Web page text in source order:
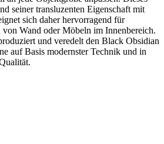
seiner transluzenten Eigenschaft mit
sich daher hervorragend für
Wand oder Möbeln im Innenbereich.
und veredelt den Black Obsidian
auf Basis modernster Technik und in